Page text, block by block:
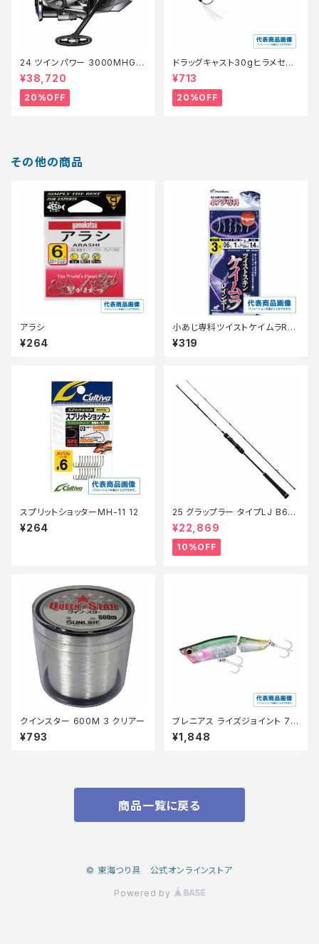
24 ツインパワー 3000MHG
【特価リール】【20】
¥38,720
20%OFF
ドラッグキャスト30gヒラメセレ
クション【特価ルアー】【20】
¥713
20%OFF
その他の商品
アラシ
¥264
小あじ専科ツイストケイムラRB
6本3-6【継続セール_仕掛】
¥319
スプリットショッターMH-11 12
¥264
25 グラップラー タイプLJ B63-
3【継続セール_ロッド】【10】
¥22,869
10%OFF
クインスター 600M 3 クリアー
¥793
ブレニアス ライズジョイント 75
F XH-T75Y Tウォーターメロ
ン001
¥1,848
商品一覧に戻る
© 東海つり具 公式オンラインストア
Powered by